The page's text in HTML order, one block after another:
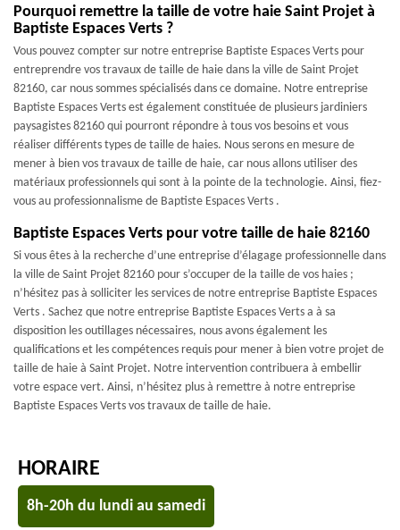
Pourquoi remettre la taille de votre haie Saint Projet à
Baptiste Espaces Verts ?
Vous pouvez compter sur notre entreprise Baptiste Espaces Verts pour
entreprendre vos travaux de taille de haie dans la ville de Saint Projet
82160, car nous sommes spécialisés dans ce domaine. Notre entreprise
Baptiste Espaces Verts est également constituée de plusieurs jardiniers
paysagistes 82160 qui pourront répondre à tous vos besoins et vous
réaliser différents types de taille de haies. Nous serons en mesure de
mener à bien vos travaux de taille de haie, car nous allons utiliser des
matériaux professionnels qui sont à la pointe de la technologie. Ainsi, fiez-
vous au professionnalisme de Baptiste Espaces Verts .
Baptiste Espaces Verts pour votre taille de haie 82160
Si vous êtes à la recherche d’une entreprise d’élagage professionnelle dans
la ville de Saint Projet 82160 pour s’occuper de la taille de vos haies ;
n’hésitez pas à solliciter les services de notre entreprise Baptiste Espaces
Verts . Sachez que notre entreprise Baptiste Espaces Verts a à sa
disposition les outillages nécessaires, nous avons également les
qualifications et les compétences requis pour mener à bien votre projet de
taille de haie à Saint Projet. Notre intervention contribuera à embellir
votre espace vert. Ainsi, n’hésitez plus à remettre à notre entreprise
Baptiste Espaces Verts vos travaux de taille de haie.
HORAIRE
8h-20h du lundi au samedi